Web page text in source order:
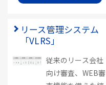
リース管理システム
「VLRS」
従来のリース会社
向け審査、WEB審